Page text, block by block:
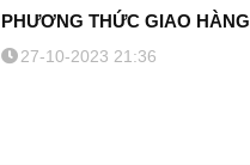
PHƯƠNG THỨC GIAO HÀNG
27-10-2023 21:36